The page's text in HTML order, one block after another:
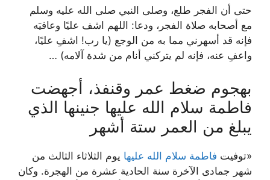
حتى أن الفجر طلع، وصلى النبي صلى الله عليه وسلم
مع أصحابه صلاة الفجر، ودعا: اللهم اشف عليًا وعافيَه
فإنه قد أسهرني مما به من الوجع (يا رب! اشفِ عليًا،
واعفِ عنه، فإنه لم يتركني أنام من شدة آلامه) …
بهجوم ضغط عمر وقنفذ، أجهضت
فاطمة سلام الله عليها جنينها الذي
يبلغ من العمر ستة أشهر
«توفيت فاطمة سلام الله عليها يوم الثلاثاء الثالث من
شهر جمادى الآخرة سنة الحادية عشرة من الهجرة. وكان